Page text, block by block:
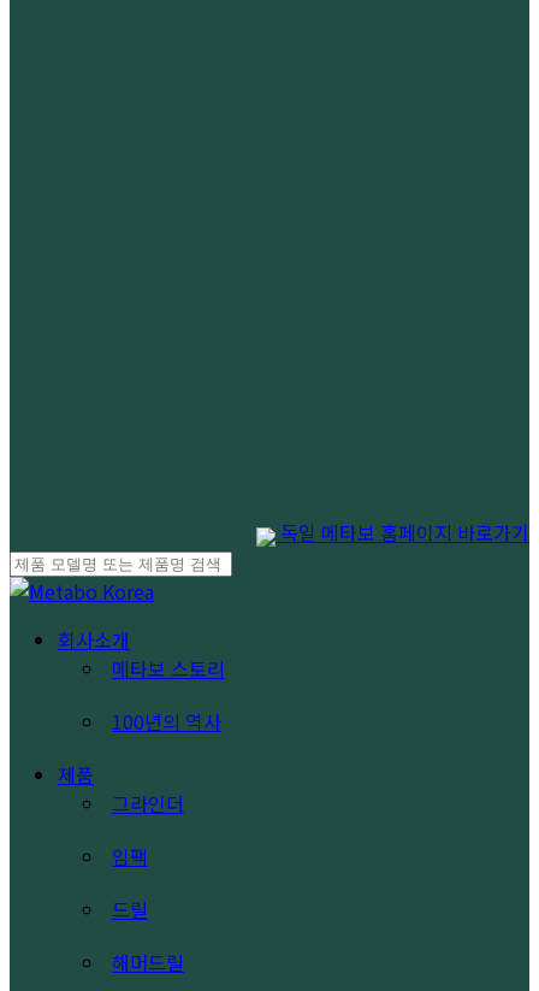
독일 메타보 홈페이지 바로가기
Close
search
Menu 회사소개
메타보 스토리
100년의 역사
제품
그라인더
임팩
드릴
해머드릴